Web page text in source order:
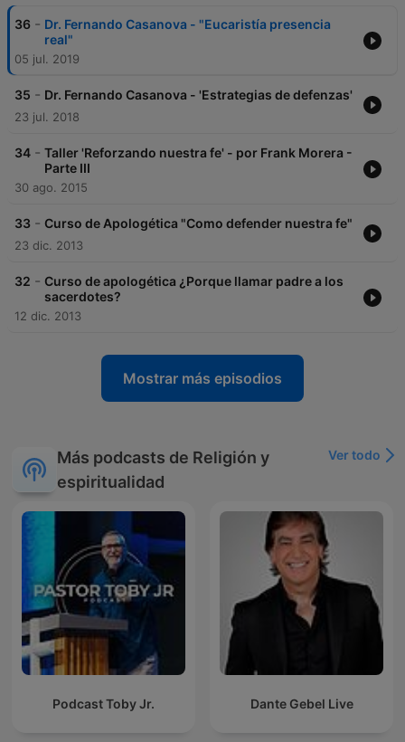
36 - Dr. Fernando Casanova - "Eucaristía presencia
real"
05 jul. 2019
35 - Dr. Fernando Casanova - 'Estrategias de defenzas'
23 jul. 2018
34 - Taller 'Reforzando nuestra fe' - por Frank Morera -
Parte III
30 ago. 2015
33 - Curso de Apologética "Como defender nuestra fe"
23 dic. 2013
32 - Curso de apologética ¿Porque llamar padre a los
sacerdotes?
12 dic. 2013
Mostrar más episodios
Más podcasts de Religión y
espiritualidad
Ver todo
Podcast Toby Jr. Dante Gebel Live